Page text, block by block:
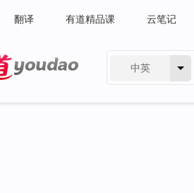
翻译 有道精品课 云笔记
中英